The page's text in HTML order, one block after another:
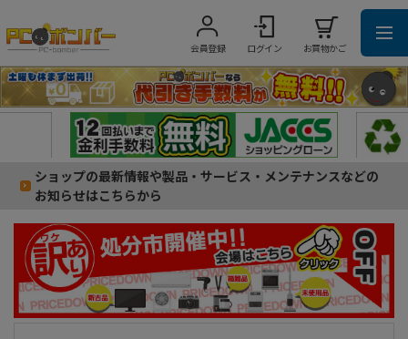
会員登録 ログイン お買物かご
ショップの最新情報や製品・サービス・メンテナンスなどの
お知らせはこちらから